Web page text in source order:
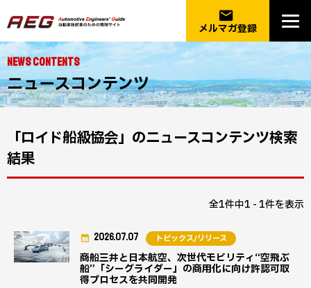
email
メルマガ登録
NEWS CONTENTS
ニュースコンテンツ
「ロイド船級協会」のニュースコンテンツ検索
結果
全1件中1 - 1件を表示
商船三井と日本航空、次世代モビリティ“空飛ぶ
船”「シーグライダー」の商用化に向け許認可取
得プロセスを共同開発
2026.07.07 トピックス/リリース